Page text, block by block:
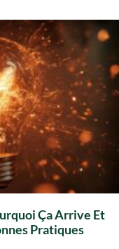
Ça Arrive Et
Pratiques